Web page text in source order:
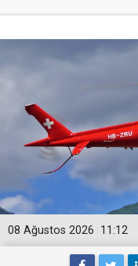
11:12
08 Ağustos 2026